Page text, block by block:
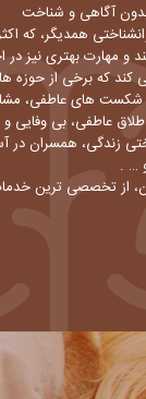
بدون آگاهی و شناخت
همدیگر، که اکثرا
و مهارت بهتری نیز
کند که برخی از حوزه
شکست های عاطفی،
عاطفی، بی وفایی
زندگی، همسران در
… .
از تخصصی ترین